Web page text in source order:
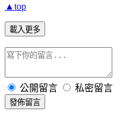
▲top
載入更多
公開留言 私密留言
發佈留言